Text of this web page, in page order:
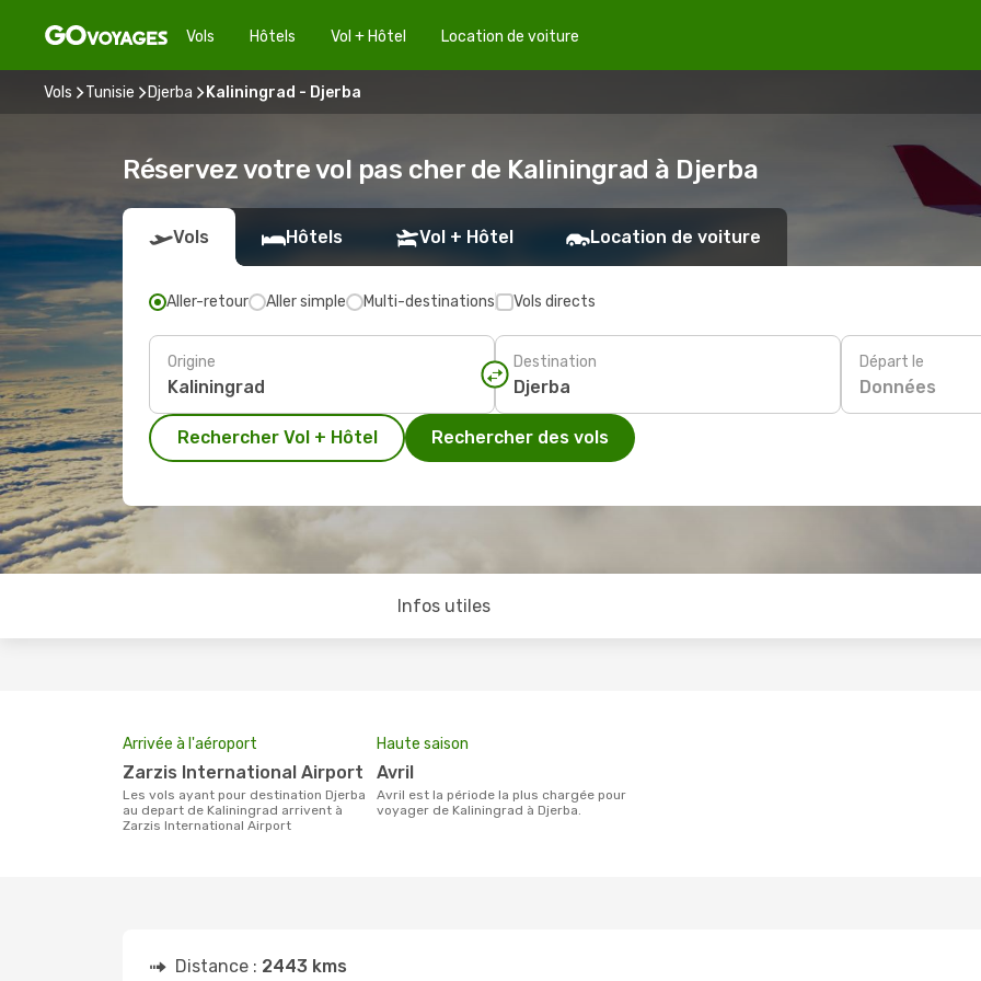
Vols Hôtels Vol + Hôtel Location de voiture
Vols Tunisie Djerba Kaliningrad - Djerba
Réservez votre vol pas cher de Kaliningrad à Djerba
Vols Hôtels Vol + Hôtel Location de voiture
Aller-retour Aller simple Multi-destinations Vols directs
Origine Destination Départ le
Données
Rechercher Vol + Hôtel Rechercher des vols
Infos utiles
Arrivée à l'aéroport
Zarzis International Airport
Les vols ayant pour destination Djerba
au depart de Kaliningrad arrivent à
Zarzis International Airport
Haute saison
avril
avril est la période la plus chargée pour
voyager de Kaliningrad à Djerba.
Distance : 2443 kms